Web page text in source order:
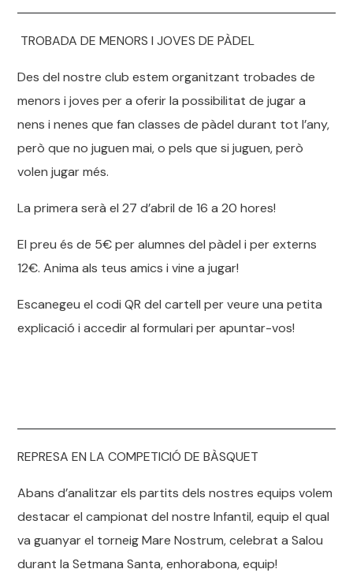
TROBADA DE MENORS I JOVES DE PÀDEL
Des del nostre club estem organitzant trobades de
menors i joves per a oferir la possibilitat de jugar a
nens i nenes que fan classes de pàdel durant tot l’any,
però que no juguen mai, o pels que si juguen, però
volen jugar més.
La primera serà el 27 d’abril de 16 a 20 hores!
El preu és de 5€ per alumnes del pàdel i per externs
12€. Anima als teus amics i vine a jugar!
Escanegeu el codi QR del cartell per veure una petita
explicació i accedir al formulari per apuntar-vos!
REPRESA EN LA COMPETICIÓ DE BÀSQUET
Abans d’analitzar els partits dels nostres equips volem
destacar el campionat del nostre Infantil, equip el qual
va guanyar el torneig Mare Nostrum, celebrat a Salou
durant la Setmana Santa, enhorabona, equip!